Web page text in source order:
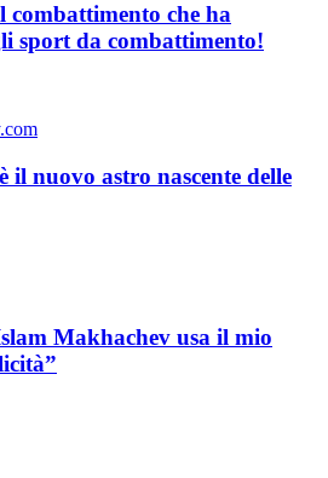
che ha
sport da combattimento!
il nuovo astro nascente delle
Makhachev usa il mio